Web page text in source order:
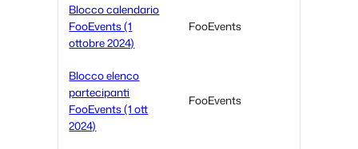
Blocco calendario
FooEvents (1
ottobre 2024)
FooEvents
Blocco elenco
partecipanti
FooEvents (1 ott
2024)
FooEvents